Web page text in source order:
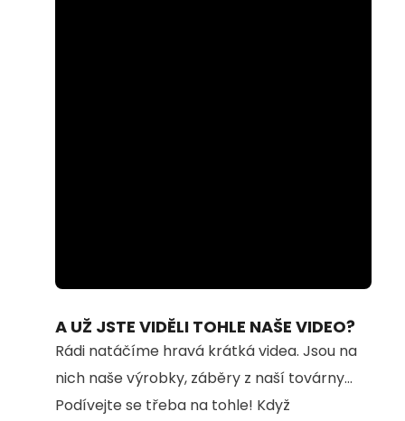
59.53%
A UŽ JSTE VIDĚLI TOHLE NAŠE VIDEO?
Rádi natáčíme hravá krátká videa. Jsou na
nich naše výrobky, záběry z naší továrny...
Podívejte se třeba na tohle! Když